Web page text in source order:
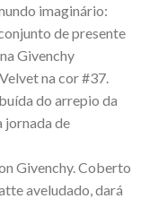
imaginário:
de presente
Givenchy
na cor #37.
do arrepio da
jornada de
Givenchy. Coberto
aveludado, dará